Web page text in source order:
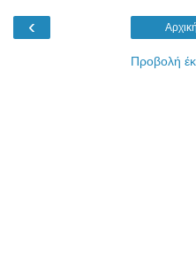
‹
Προβολή